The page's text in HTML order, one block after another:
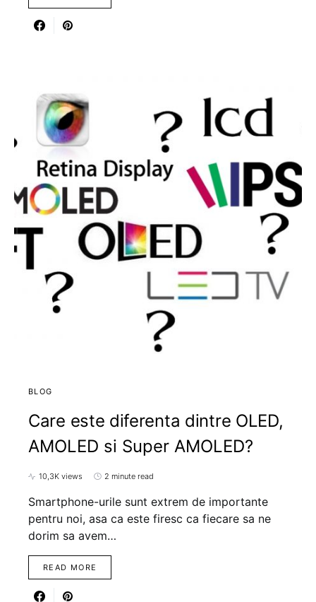
BLOG
Care este diferenta dintre OLED,
AMOLED si Super AMOLED?
10,3K views 2 minute read
Smartphone-urile sunt extrem de importante
pentru noi, asa ca este firesc ca fiecare sa ne
dorim sa avem…
READ MORE